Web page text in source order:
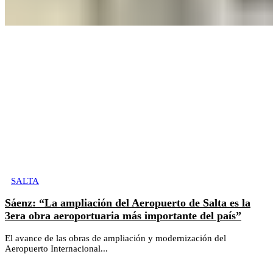
SALTA
Sáenz: “La ampliación del Aeropuerto de Salta es la
3era obra aeroportuaria más importante del país”
El avance de las obras de ampliación y modernización del
Aeropuerto Internacional...